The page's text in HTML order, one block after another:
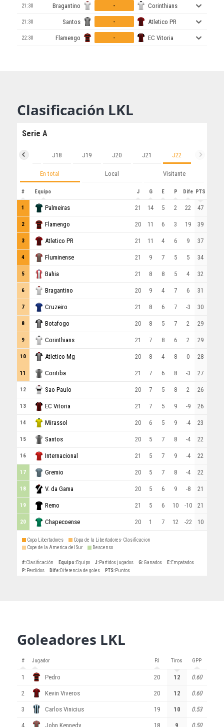
21:30 Bragantino - Corinthians
21:30 Santos - Atletico PR
22:30 Flamengo - EC Vitoria
Clasificación LKL
Serie A
J17 J18 J19 J20 J21 J22
En total Local Visitante
# Equipo J G E P Dife PTS
1 Palmeiras 21 14 5 2 22 47
2 Flamengo 20 11 6 3 19 39
3 Atletico PR 21 11 4 6 9 37
4 Fluminense 21 9 7 5 5 34
5 Bahia 21 8 8 5 4 32
6 Bragantino 20 9 4 7 6 31
7 Cruzeiro 21 8 6 7 -3 30
8 Botafogo 20 8 5 7 2 29
9 Corinthians 21 7 8 6 2 29
10 Atletico Mg 20 8 4 8 0 28
11 Coritiba 21 7 6 8 -3 27
12 Sao Paulo 20 7 5 8 2 26
13 EC Vitoria 21 7 5 9 -9 26
14 Mirassol 20 6 5 9 -4 23
15 Santos 20 5 7 8 -4 22
16 Internacional 21 5 7 9 -4 22
17 Gremio 20 5 7 8 -4 22
18 V. da Gama 20 5 6 9 -8 21
19 Remo 21 5 6 10 -10 21
20 Chapecoense 20 1 7 12 -22 10
Copa Libertadores
Copa de la Libertadores- Clasificacion
Cope de la America del Sur
Descenso
#:Clasificación Equipo: Equipo J: Partidos jugados G:Ganados E: Empatados
P: Perdidos Dife: Diferencia de goles PTS: Puntos
Goleadores LKL
# Jugador PJ Tiros GPP
1 Pedro 20 12 0.60
2 Kevin Viveros 20 12 0.60
3 Carlos Vinicius 19 10 0.53
4 John Kennedy 18 9 0.50